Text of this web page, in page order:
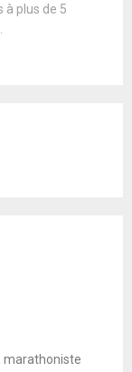
à plus de 5
marathoniste